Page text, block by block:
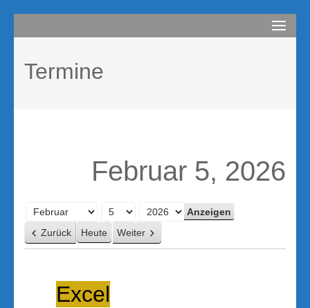
Inhalt
(Enter
drücken)
compurem
Termine
Februar 5, 2026
Monat
Tag
Jahr
Zurück Heute Weiter
Excel